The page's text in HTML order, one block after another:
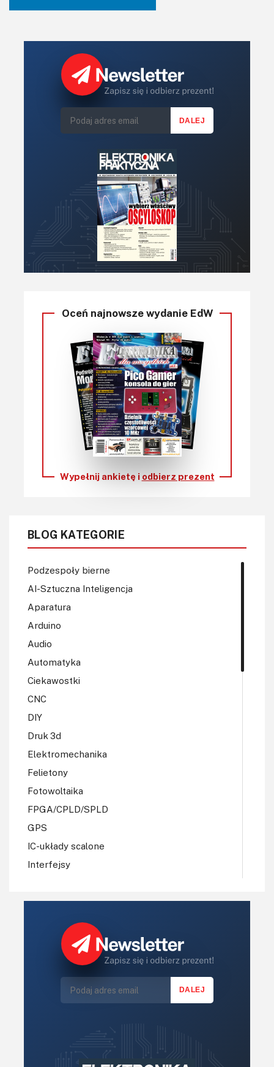
Oceń najnowsze wydanie EdW
Wypełnij ankietę i odbierz prezent
BLOG KATEGORIE
Podzespoły bierne
AI-Sztuczna Inteligencja
Aparatura
Arduino
Audio
Automatyka
Ciekawostki
CNC
DIY
Druk 3d
Elektromechanika
Felietony
Fotowoltaika
FPGA/CPLD/SPLD
GPS
IC-układy scalone
Interfejsy
Koła Naukowe
LED/LCD/OLED
Mechatronika